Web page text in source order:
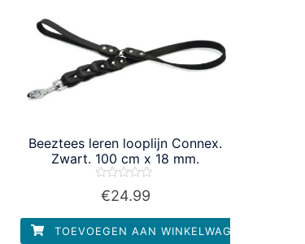
Beeztees leren looplijn Connex.
Zwart. 100 cm x 18 mm.
Waardering
0
5
€24.99
TOEVOEGEN AAN WINKELWAGEN